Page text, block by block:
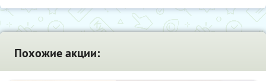
Похожие акции: